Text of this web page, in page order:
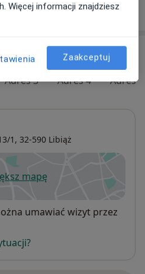
są ceny?
Adres 3 Adres 4 Adres 5
1, 32-590 Libiąż
mapę
otwiera się w nowej karcie
umawiać wizyt przez
Więcej informacji znajdziesz
Zaakceptuj